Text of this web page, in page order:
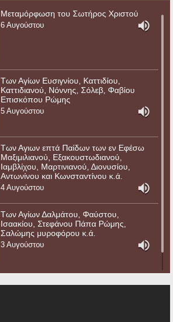
Μεταμόρφωση του Σωτήρος Χριστού
6 Αυγούστου
Των Αγίων Ευσιγνίου, Καττιδίου,
Καττιδιανού, Νόννης, Σόλεβ, Φαβίου
Επισκόπου Ρώμης
5 Αυγούστου
Των Αγιων επτά Παίδων των εν Εφέσω
Μαξιμιλιανού, Εξακουστωδιανού,
Ιαμβλίχου, Μαρτινιανού, Διονυσίου,
Αντωνίνου και Κωνσταντίνου κ.ά.
4 Αυγούστου
Των Αγίων Δαλμάτου, Φαύστου,
Ισαακίου, Στεφάνου Πάπα Ρώμης,
Σαλώμης μυροφόρου κ.ά.
3 Αυγούστου